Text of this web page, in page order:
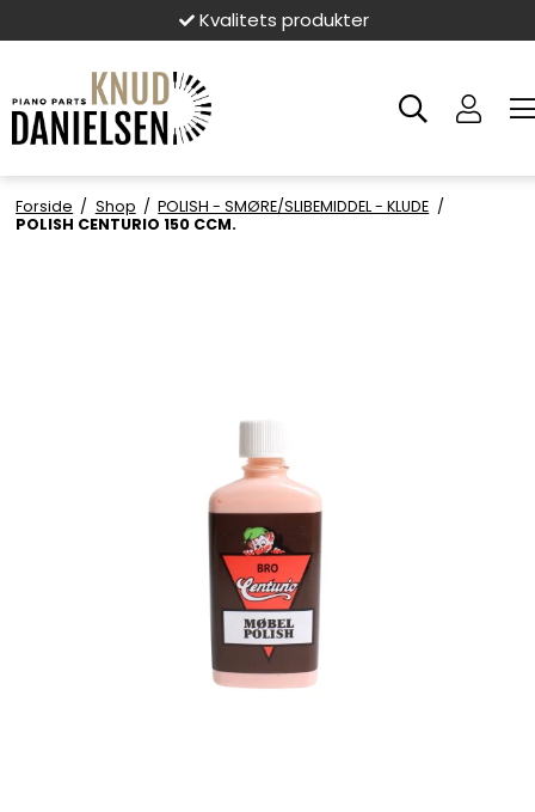
Kvalitets produkter
Forside / Shop / POLISH - SMØRE/SLIBEMIDDEL - KLUDE /
POLISH CENTURIO 150 CCM.